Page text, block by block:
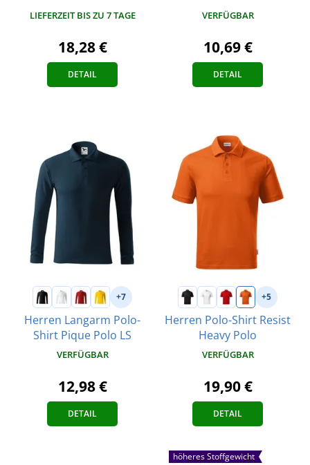
LIEFERZEIT BIS ZU 7 TAGE
18,28 €
DETAIL
VERFÜGBAR
10,69 €
DETAIL
+7
Herren Langarm Polo-
Shirt Pique Polo LS
VERFÜGBAR
12,98 €
DETAIL
+5
Herren Polo-Shirt Resist
Heavy Polo
VERFÜGBAR
19,90 €
DETAIL
höheres Stoffgewicht